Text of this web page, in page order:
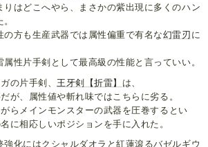
りはどこへやら、まさかの紫出現に多くのハン
の方も生産武器では属性偏重で有名な幻雷刃 に
属性片手剣として最高級の性能と言っていい。
の片手剣、 王牙剣【折雷】 は、
が、属性値や斬れ味ではこちらに劣る。
らメインモンスターの武器を圧巻するとい
に相応しいポジションを手に入れた。
強化にはクシャルダオラと紅蓮滾るバゼルギウ